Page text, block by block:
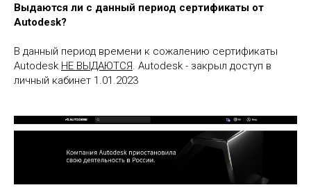
Выдаются ли с данный период сертификаты от
Autodesk?
В данный период времени к сожалению сертификаты
Autodesk НЕ ВЫДАЮТСЯ. Autodesk - закрыл доступ в
личный кабинет 1.01.2023